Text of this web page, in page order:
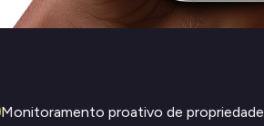
Monitoramento proativo de